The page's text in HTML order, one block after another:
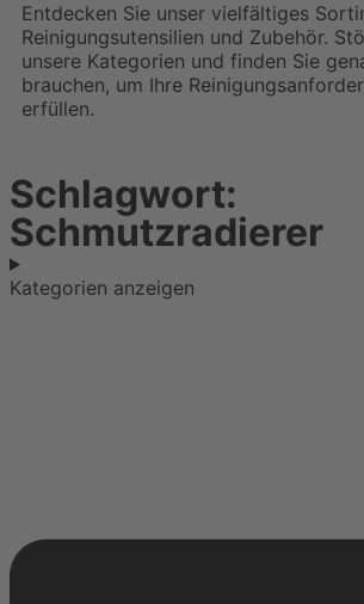
Entdecken Sie unser vielfältiges
Reinigungsutensilien und Zubehör.
unsere Kategorien und finden Sie
brauchen, um Ihre
erfüllen.
Schlagwort:
Schmutzradierer
Kategorien anzeigen